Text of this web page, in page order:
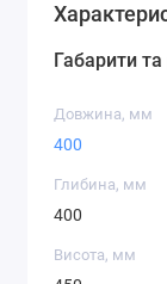
Габарити
Довжина, мм
400
Глибина, мм
400
Висота, мм